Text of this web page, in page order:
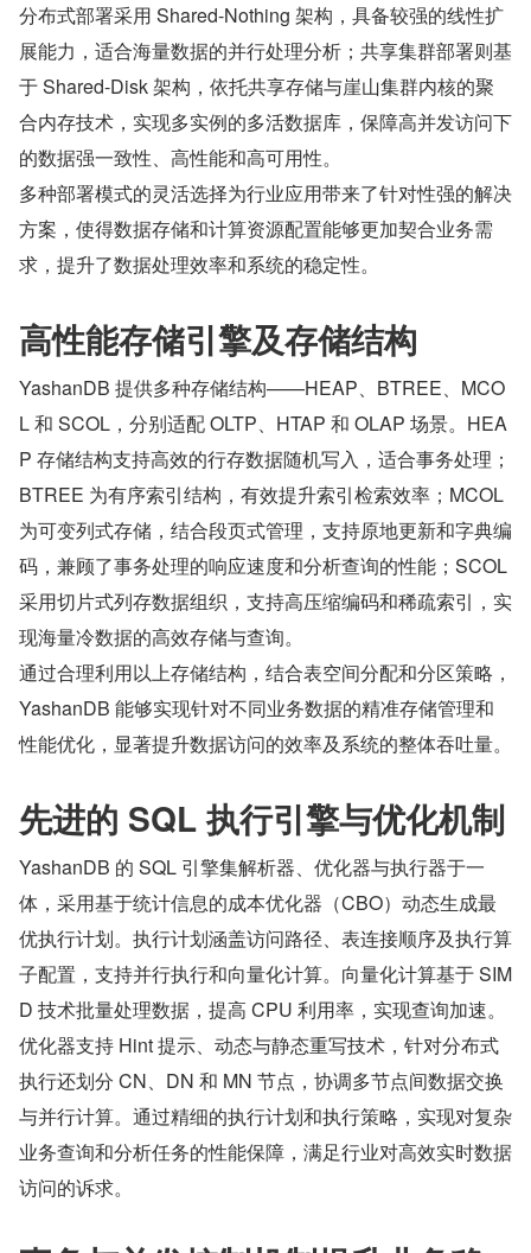
分布式部署采用 Shared-Nothing 架构，具备较强的线性扩
展能力，适合海量数据的并行处理分析；共享集群部署则基
于 Shared-Disk 架构，依托共享存储与崖山集群内核的聚
合内存技术，实现多实例的多活数据库，保障高并发访问下
的数据强一致性、高性能和高可用性。
多种部署模式的灵活选择为行业应用带来了针对性强的解决
方案，使得数据存储和计算资源配置能够更加契合业务需
求，提升了数据处理效率和系统的稳定性。
高性能存储引擎及存储结构
YashanDB 提供多种存储结构——HEAP、BTREE、MCO
L 和 SCOL，分别适配 OLTP、HTAP 和 OLAP 场景。HEA
P 存储结构支持高效的行存数据随机写入，适合事务处理；
BTREE 为有序索引结构，有效提升索引检索效率；MCOL
为可变列式存储，结合段页式管理，支持原地更新和字典编
码，兼顾了事务处理的响应速度和分析查询的性能；SCOL
采用切片式列存数据组织，支持高压缩编码和稀疏索引，实
现海量冷数据的高效存储与查询。
通过合理利用以上存储结构，结合表空间分配和分区策略，
YashanDB 能够实现针对不同业务数据的精准存储管理和
性能优化，显著提升数据访问的效率及系统的整体吞吐量。
先进的 SQL 执行引擎与优化机制
YashanDB 的 SQL 引擎集解析器、优化器与执行器于一
体，采用基于统计信息的成本优化器（CBO）动态生成最
优执行计划。执行计划涵盖访问路径、表连接顺序及执行算
子配置，支持并行执行和向量化计算。向量化计算基于 SIM
D 技术批量处理数据，提高 CPU 利用率，实现查询加速。
优化器支持 Hint 提示、动态与静态重写技术，针对分布式
执行还划分 CN、DN 和 MN 节点，协调多节点间数据交换
与并行计算。通过精细的执行计划和执行策略，实现对复杂
业务查询和分析任务的性能保障，满足行业对高效实时数据
访问的诉求。